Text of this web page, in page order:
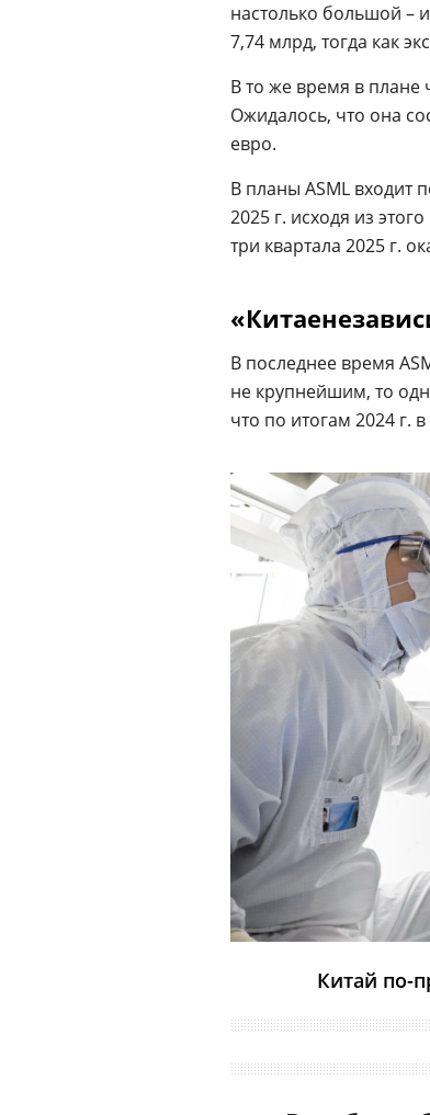
настолько большой –
7,74 млрд, тогда как
В то же время в плане
Ожидалось, что она
евро.
В планы ASML входит
2025 г. исходя из
три квартала 2025 г.
В последнее время
не крупнейшим, то
что по итогам 2024 г.
Китай по-